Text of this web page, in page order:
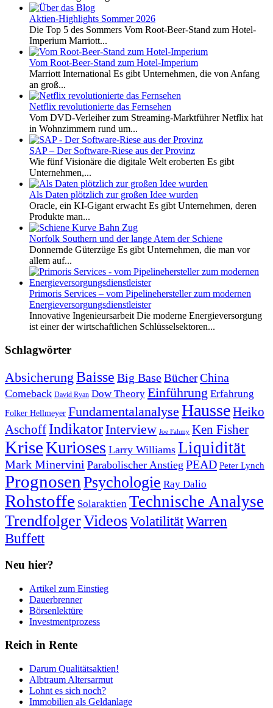
Aktien-Highlights Sommer 2026
Die Top 5 des Sommers Vom Root-Beer-Stand zum Hotel-
Imperium Marriott...
Vom Root-Beer-Stand zum Hotel-Imperium
Marriott International Es gibt Unternehmen, die von Anfang
an groß...
Netflix revolutionierte das Fernsehen
Vom DVD-Verleiher zum Streaming-Marktführer Netflix hat
in Wohnzimmern rund um...
SAP – Der Software-Riese aus der Provinz
Wie fünf Visionäre die digitale Welt eroberten Es gibt
Unternehmen,...
Als Daten plötzlich zur großen Idee wurden
Oracle, ein KI-Gigant erwacht Es gibt Unternehmen, deren
Produkte man...
Norfolk Southern und der lange Atem der Schiene
Donnernde Güterzüge Es gibt Unternehmen, die man vor
allem auf...
Primoris Services – vom Pipelinehersteller zum modernen
Energieversorgungsdienstleister
Innovative Ingenieursarbeit Die moderne Energieversorgung
ist einer der wirtschaftlichen Schlüsselsektoren...
Schlagwörter
Absicherung Baisse Big BaseBücherChina
Comeback David Ryan Dow Theory Einführung Erfahrung
Folker Hellmeyer Fundamentalanalyse HausseHeiko
Aschoff IndikatorInterview Joe Fahmy Ken Fisher
KriseKurioses Larry Williams Liquidität
Mark Minervini Parabolischer Anstieg PEAD Peter Lynch
Prognosen Psychologie Ray Dalio
Rohstoffe Solaraktien Technische Analyse
TrendfolgerVideosVolatilitätWarren
Buffett
Neu hier?
Artikel zum Einstieg
Dauerbrenner
Börsenlektüre
Investmentprozess
Reich in Rente
Darum Qualitätsaktien!
Albtraum Altersarmut
Lohnt es sich noch?
Immobilien als Geldanlage